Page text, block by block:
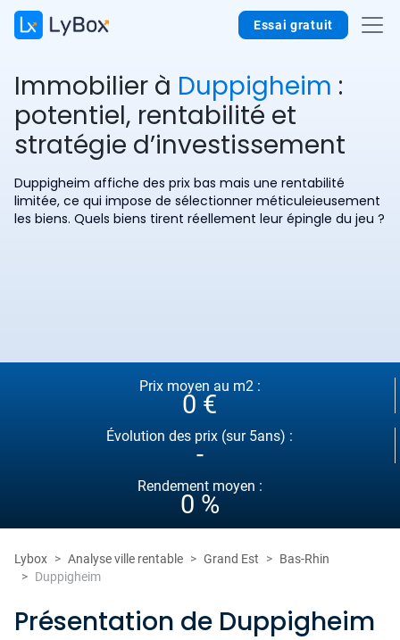
Essai gratuit
Immobilier à Duppigheim :
potentiel, rentabilité et
stratégie d’investissement
Duppigheim affiche des prix bas mais une rentabilité
limitée, ce qui impose de sélectionner méticuleieusement
les biens. Quels biens tirent réellement leur épingle du jeu ?
Prix moyen au m2 :
0 €
Évolution des prix (sur 5ans) :
-
Rendement moyen :
0 %
Lybox Analyse ville rentable Grand Est
Bas-Rhin
Duppigheim
Présentation de Duppigheim